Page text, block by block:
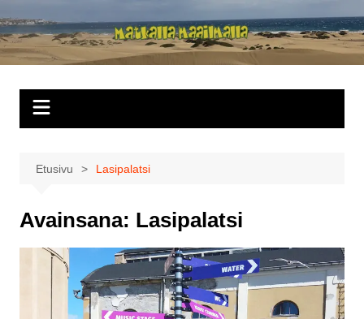
sisältöön
Matkalla
maailmalla
Etusivu Lasipalatsi
Avainsana: Lasipalatsi